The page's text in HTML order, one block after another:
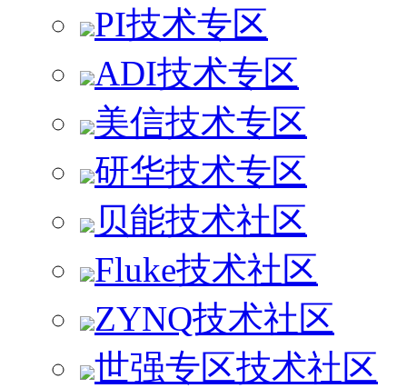
PI技术专区
ADI技术专区
美信技术专区
研华技术专区
贝能技术社区
Fluke技术社区
ZYNQ技术社区
世强专区技术社区